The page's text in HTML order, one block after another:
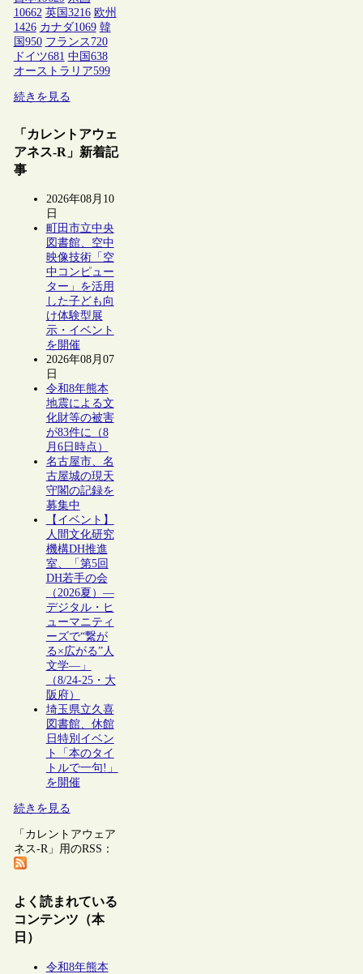
10662 英国 3216 欧州
1426 カナダ1069 韓
国 950 フランス 720
ドイツ681 中国 638
オーストラリア599
続きを見る
「カレントアウェ
アネス-R」新着記
事
2026年08月10
日
町田市立中央
図書館、空中
映像技術「空
中コンピュー
ター」を活用
した子ども向
け体験型展
示・イベント
を開催
2026年08月07
日
令和8年熊本
地震による文
化財等の被害
が83件に（8
月6日時点）
名古屋市、名
古屋城の現天
守閣の記録を
募集中
【イベント】
人間文化研究
機構DH推進
室、「第5回
DH若手の会
（2026夏）―
デジタル・ヒ
ューマニティ
ーズで“繋が
る×広がる”人
文学―」
（8/24-25・大
阪府）
埼玉県立久喜
図書館、休館
日特別イベン
ト「本のタイ
トルで一句!」
を開催
続きを見る
「カレントアウェア
ネス-R」用のRSS：
よく読まれている
コンテンツ（本
日）
令和8年熊本